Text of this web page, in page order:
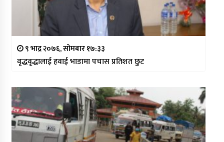
९ भाद्र २०७६, सोमबार १७:३३
वृद्धवृद्धालाई हवाई भाडामा पचास प्रतिशत छुट